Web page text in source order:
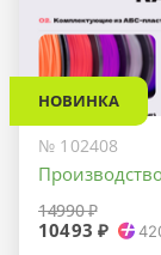
НОВИНКА
№ 102408
14990 ₽
10493 ₽